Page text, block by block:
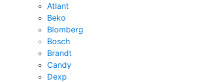
Atlant
Beko
Blomberg
Bosch
Brandt
Candy
Dexp